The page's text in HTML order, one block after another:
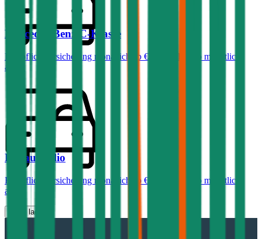
Mercedes-Benz C-Klasse
Haftpflichtversicherung monatlich ab € 99
Vollkasko monatlich
ab …
Renault Clio
Haftpflichtversicherung monatlich ab € 30
Vollkasko monatlich
ab …
Mehr laden